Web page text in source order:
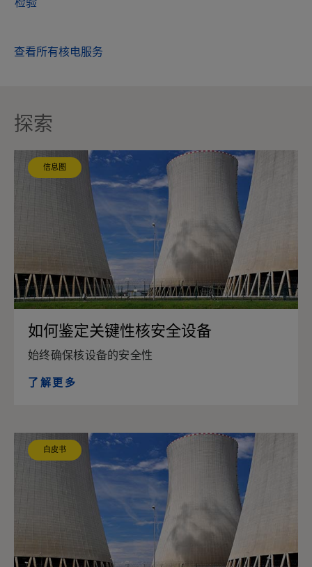
检验
查看所有核电服务
探索
信息图
如何鉴定关键性核安全设备
始终确保核设备的安全性
了解更多
白皮书